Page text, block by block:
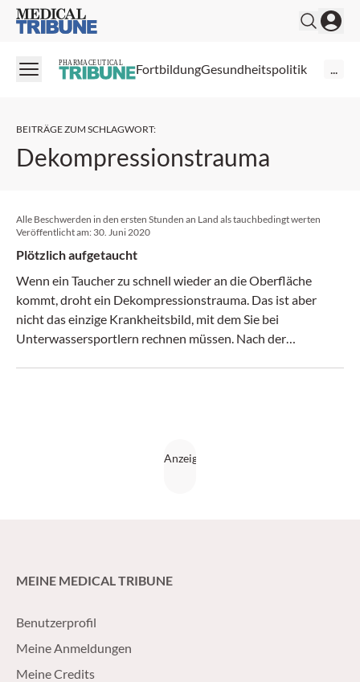
Medical Tribune
PHARMACEUTICAL FortbildungGesundheitspolitik ...
BEITRÄGE ZUM SCHLAGWORT:
Dekompressionstrauma
Alle Beschwerden in den ersten Stunden an Land als tauchbedingt werten
Veröffentlicht am: 30. Juni 2020
Plötzlich aufgetaucht
Wenn ein Taucher zu schnell wieder an die Ober­fläche
kommt, droht ein Dekompressionstrauma. Das ist aber
nicht das einzige Krankheitsbild, mit dem Sie bei
Unterwassersportlern rechnen müssen. Nach der
MEINE MEDICAL TRIBUNE
Benutzerprofil
Meine Anmeldungen
Meine Credits